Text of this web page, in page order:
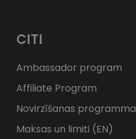
CITI
Ambassador program
Affiliate Program
Novirzīšanas programma
Maksas un limiti (EN)